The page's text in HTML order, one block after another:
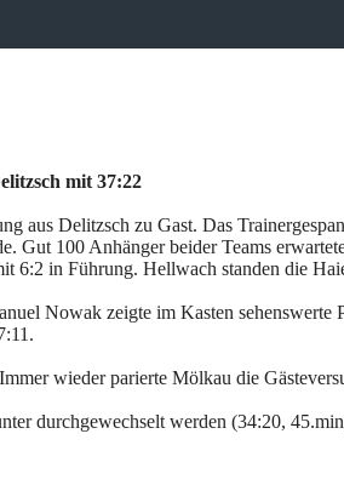
mit 37:22
aus Delitzsch zu Gast. Das
100 Anhänger beider Teams
6:2 in Führung. Hellwach standen die
Nowak zeigte im Kasten
wieder parierte Mölkau die
durchgewechselt werden (34:20,